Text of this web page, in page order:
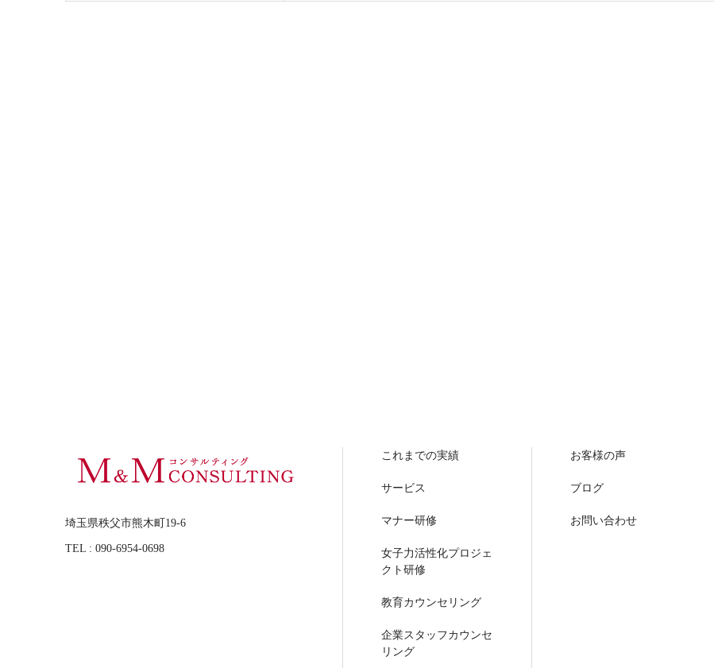
埼玉県秩父市熊木町19-6
TEL : 090-6954-0698
これまでの実績
サービス
マナー研修
女子力活性化プロジェ
クト研修
教育カウンセリング
企業スタッフカウンセ
リング
お客様の声
ブログ
お問い合わせ